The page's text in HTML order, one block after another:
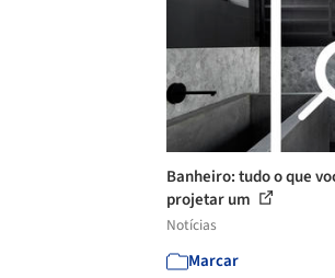
Banheiro: tudo o que
projetar um
Notícias
Marcar